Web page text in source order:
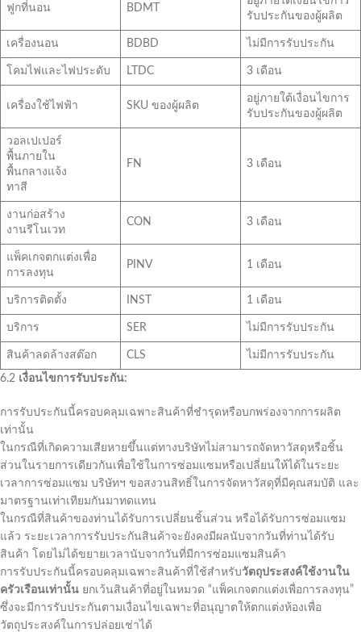
ฟูกที่นอน BDMT
รับประกันของผู้ผลิต
เครื่องนอน BDBD ไม่มีการรับประกัน
โคมไฟและไฟประดับ LTDC 3 เดือน
เครื่องใช้ไฟฟ้า SKU ของผู้ผลิต
อยู่ภายใต้เงื่อนไขการ
รับประกันของผู้ผลิต
วอลเปเปอร์
พื้นภายใน
พื้นกลางแจ้ง
ทาสี
FN 3 เดือน
งานก่อสร้าง
งานรีโนเวท
CON 3 เดือน
แพ็คเกจตกแต่งเพื่อ
การลงทุน
PINV 1 เดือน
บริการติดตั้ง INST 1 เดือน
บริการ SER ไม่มีการรับประกัน
สินค้าลดล้างสต๊อก CLS ไม่มีการรับประกัน
6.2 เงื่อนไขการรับประกัน:
การรับประกันนี้ครอบคลุมเฉพาะสินค้าที่ชำรุดหรือบกพร่องจากการผลิต
เท่านั้น
ในกรณีที่เกิดความเสียหายขึ้นแต่ทางบริษัทไม่สามารถจัดหาวัสดุหรือชิ้น
ส่วนในรายการเดียวกันเพื่อใช้ในการซ่อมแซมหรือเปลี่ยนให้ได้ในระยะ
เวลาการซ่อมแซม บริษัทฯ ขอสงวนสิทธิ์ในการจัดหาวัสดุที่มีคุณสมบัติ และ
มาตรฐานเท่าเทียมกันมาทดแทน
ในกรณีที่สินค้าของท่านได้รับการเปลี่ยนชิ้นส่วน หรือได้รับการซ่อมแซม
แล้ว ระยะเวลาการรับประกันสินค้าจะยังคงมีผลนับจากวันที่ท่านได้รับ
สินค้า โดยไม่ได้ขยายเวลานับจากวันที่มีการซ่อมแซมสินค้า
การรับประกันนี้ครอบคลุมเฉพาะสินค้าที่ใช้สำหรับวัตถุประสงค์ใช้งานใน
ครัวเรือนเท่านั้น ยกเว้นสินค้าที่อยู่ในหมวด “แพ็คเกจตกแต่งเพื่อการลงทุน”
ซึ่งจะมีการรับประกันตามเงื่อนไขเฉพาะที่อนุญาตให้ตกแต่งห้องเพื่อ
วัตถุประสงค์ในการปล่อยเช่าได้